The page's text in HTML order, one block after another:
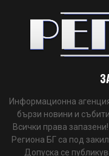
Информационна
бързи новини и
Всички права
Региона БГ са под
Допуска се